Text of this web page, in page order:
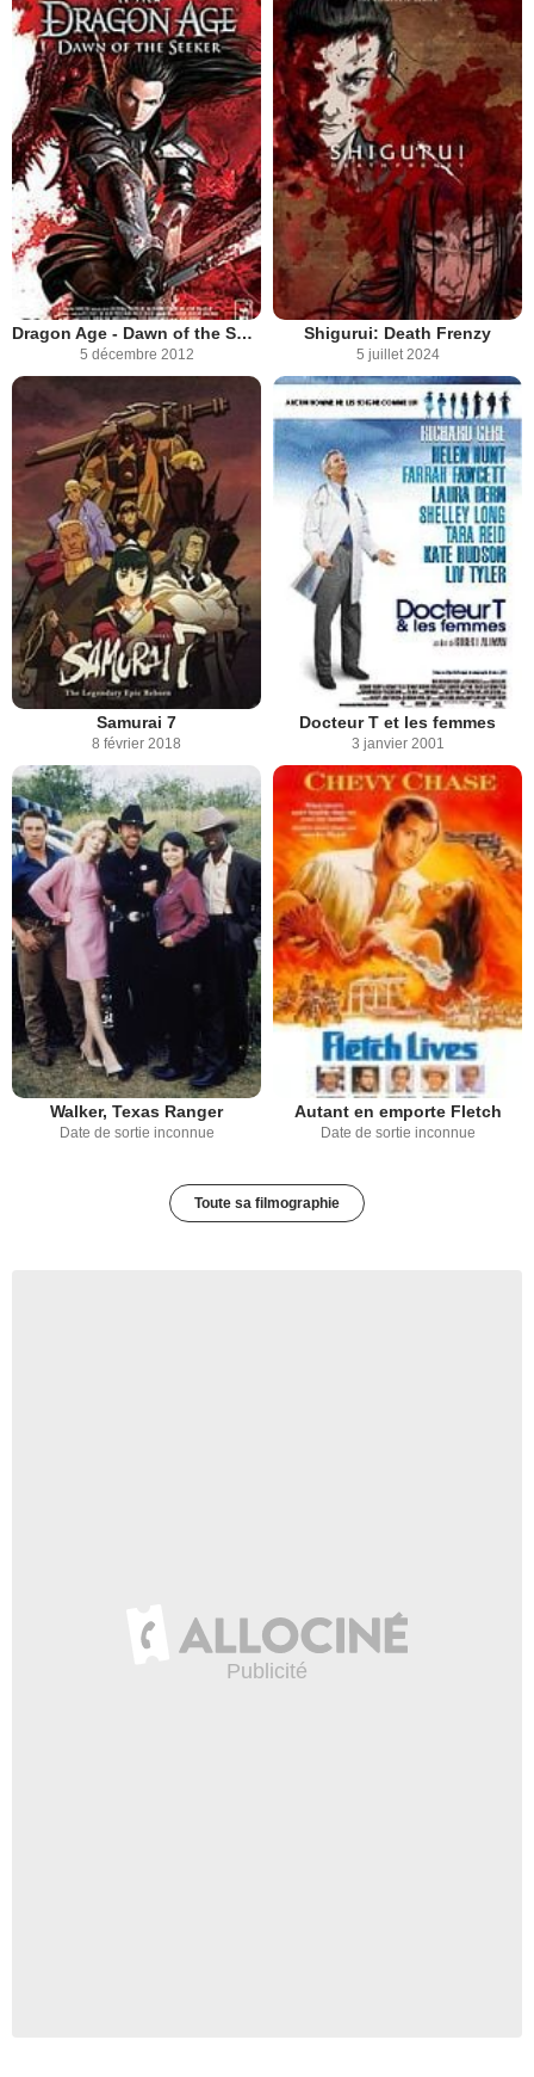
Dragon Age - Dawn of the Seeker
5 décembre 2012
Shigurui: Death Frenzy
5 juillet 2024
Samurai 7
8 février 2018
Docteur T et les femmes
3 janvier 2001
Walker, Texas Ranger
Date de sortie inconnue
Autant en emporte Fletch
Date de sortie inconnue
Toute sa filmographie